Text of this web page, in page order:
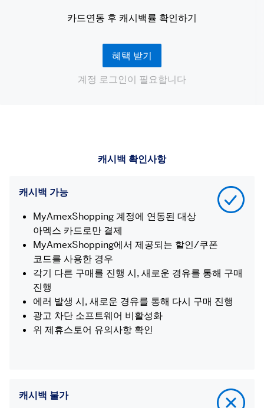
카드연동 후 캐시백률 확인하기
혜택 받기
계정 로그인이 필요합니다
캐시백 확인사항
캐시백 가능
MyAmexShopping 계정에 연동된 대상
아멕스 카드로만 결제
MyAmexShopping에서 제공되는 할인/쿠폰
코드를 사용한 경우
각기 다른 구매를 진행 시, 새로운 경유를 통해 구매
진행
에러 발생 시, 새로운 경유를 통해 다시 구매 진행
광고 차단 소프트웨어 비활성화
위 제휴스토어 유의사항 확인
캐시백 불가